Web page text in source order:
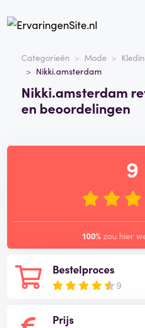
Categorieën Mode
Nikki.amsterdam
Nikki.amsterdam
en beoordelingen
Bestelproces
9
Prijs
9
100% zou hier